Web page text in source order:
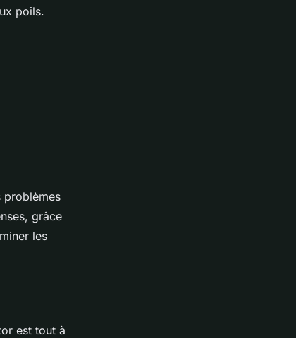
poils.
problèmes
grâce
les
est tout à